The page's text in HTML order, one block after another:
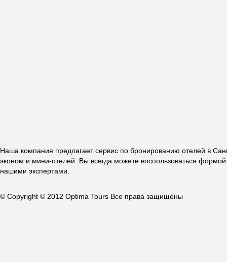
Наша компания предлагает сервис по бронированию отелей в
эконом и мини-отелей. Вы всегда можете воспользоваться
нашими экспертами.
© Copyright © 2012 Optima Tours Все права защищены